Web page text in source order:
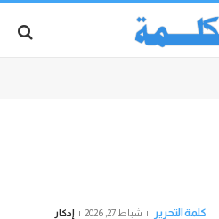
كلمة التحرير شباط 27, 2026
إدكار